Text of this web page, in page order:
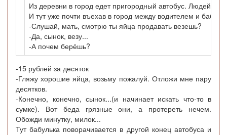
Из деревни в город едет пригородный автобус. Людей
И тут уже почти въехав в город между водителем и
-Слушай, мать, смотрю ты яйца продавать везешь?
-Да, сынок, везу...
-А почем берёшь?
-15 рублей за десяток
-Гляжу хорошие яйца, возьму пожалуй. Отложи мне пару
десятков.
-Конечно, конечно, сынок...(и начинает искать что-то в
сумке). Вот беда грязные они, а протереть нечем.
Обожди минутку, милок...
Тут бабулька поворачивается в другой конец автобуса и